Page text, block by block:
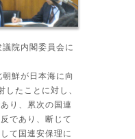
院内閣委員会に
鮮が日本海に向
したことに対し、
り、累次の国連
であり、断じて
て国連安保理に